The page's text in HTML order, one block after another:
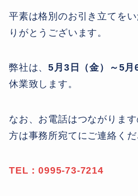
平素は格別のお引き立てを
りがとうございます。
弊社は、5月3日（金）～5月
休業致します。
なお、お電話はつながりま
方は事務所宛てにご連絡くだ
TEL：0995-73-7214